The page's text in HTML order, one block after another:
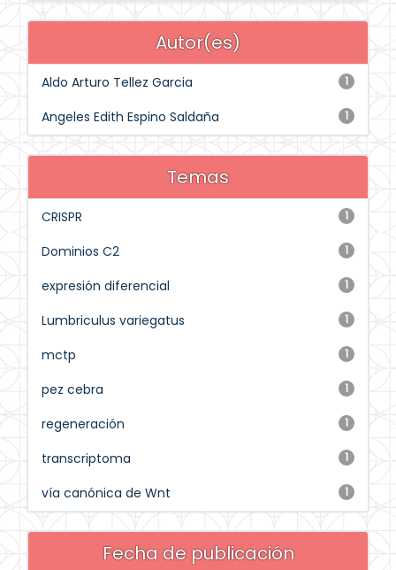
Autor(es)
1
Aldo Arturo Tellez Garcia
1
Angeles Edith Espino Saldaña
Temas
1
CRISPR
1
Dominios C2
1
expresión diferencial
1
Lumbriculus variegatus
1
mctp
1
pez cebra
1
regeneración
1
transcriptoma
1
vía canónica de Wnt
Fecha de publicación